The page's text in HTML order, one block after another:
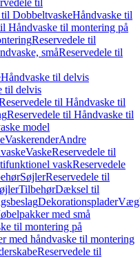
til
til DobbeltvaskeHåndvaske til
Håndvaske til montering på
Reservedele til
småReservedele til
Håndvaske til delvis
til delvis
til Håndvaske til
Reservedele til Håndvaske til
model
VaskerenderAndre
VaskeReservedele til
vaskReservedele
SøjlerReservedele til
TilbehørDæksel til
Dekorationsplader
med små
til montering på
med håndvaske til montering
Reservedele til